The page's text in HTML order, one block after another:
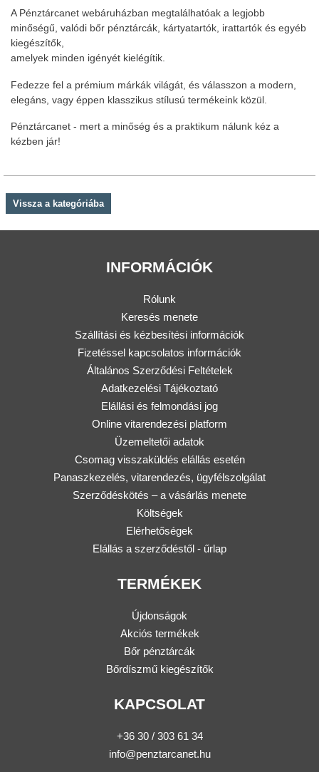
A Pénztárcanet webáruházban megtalálhatóak a legjobb
minőségű, valódi bőr pénztárcák, kártyatartók, irattartók és egyéb
kiegészítők,
amelyek minden igényét kielégítik.
Fedezze fel a prémium márkák világát, és válasszon a modern,
elegáns, vagy éppen klasszikus stílusú termékeink közül.
Pénztárcanet - mert a minőség és a praktikum nálunk kéz a
kézben jár!
Vissza a kategóriába
INFORMÁCIÓK
Rólunk
Keresés menete
Szállítási és kézbesítési információk
Fizetéssel kapcsolatos információk
Általános Szerződési Feltételek
Adatkezelési Tájékoztató
Elállási és felmondási jog
Online vitarendezési platform
Üzemeltetői adatok
Csomag visszaküldés elállás esetén
Panaszkezelés, vitarendezés, ügyfélszolgálat
Szerződéskötés – a vásárlás menete
Költségek
Elérhetőségek
Elállás a szerződéstől - űrlap
TERMÉKEK
Újdonságok
Akciós termékek
Bőr pénztárcák
Bőrdíszmű kiegészítők
KAPCSOLAT
+36 30 / 303 61 34
info@penztarcanet.hu